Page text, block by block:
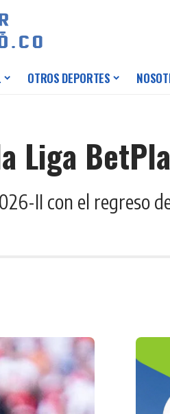
OTROS DEPORTES
Liga
II con el regreso